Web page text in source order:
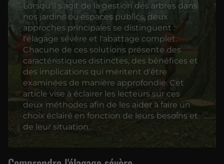
Lorsqu'il s'agit de la gestion des arbres dans
nos jardins ou espaces publics, deux
approches principales se distinguent :
l'élagage sévère et l'abattage complet.
Chacune de ces solutions présente des
caractéristiques distinctes, des bénéfices et
des implications qui méritent d'être
examinées de manière approfondie. Cet
article vise à éclairer les lecteurs sur ces
deux méthodes afin de les aider à faire un
choix éclairé en fonction de leurs besoins et
de leur situation.